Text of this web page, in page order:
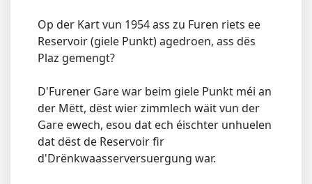
Op der Kart vun 1954 ass zu Furen riets ee
Reservoir (giele Punkt) agedroen, ass dës
Plaz gemengt?
D'Furener Gare war beim giele Punkt méi an
der Mëtt, dëst wier zimmlech wäit vun der
Gare ewech, esou dat ech éischter unhuelen
dat dëst de Reservoir fir
d'Drënkwaasserversuergung war.